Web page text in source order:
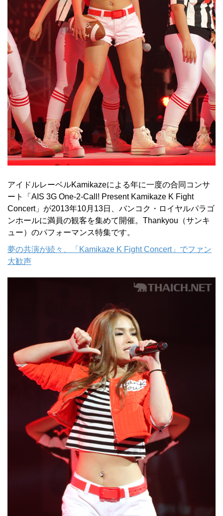
アイドルレーベルKamikazeによる年に一度の合同コンサ
ート「AIS 3G One-2-Call! Present Kamikaze K Fight
Concert」が2013年10月13日、バンコク・ロイヤルパラゴ
ンホールに満員の観客を集めて開催。Thankyou（サンキ
ュー）のパフォーマンス特集です。
夢の共演が続々、「Kamikaze K Fight Concert」でファン
大歓声